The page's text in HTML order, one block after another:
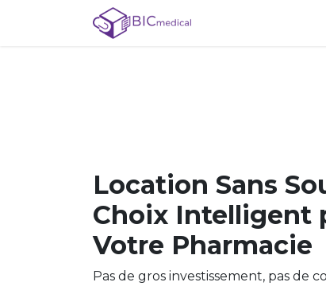
Se rendre au contenu
Location Sans
Choix Intelligent
Votre Pharmacie
Pas de gros investissement, pas de